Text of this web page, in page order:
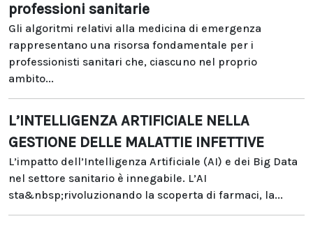
professioni sanitarie
Gli algoritmi relativi alla medicina di emergenza
rappresentano una risorsa fondamentale per i
professionisti sanitari che, ciascuno nel proprio
ambito...
L’INTELLIGENZA ARTIFICIALE NELLA
GESTIONE DELLE MALATTIE INFETTIVE
L’impatto dell’Intelligenza Artificiale (AI) e dei Big Data
nel settore sanitario è innegabile. L’AI
sta&nbsp;rivoluzionando la scoperta di farmaci, la...